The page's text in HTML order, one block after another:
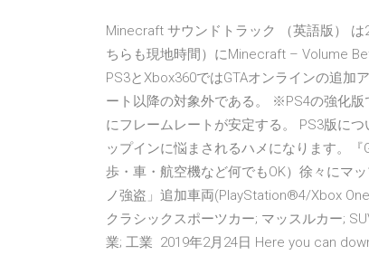
Minecraft サウンドトラック （英語版）
ちらも現地時間）にMinecraft – Volume
PS3とXbox360ではGTAオンラインの追
ート以降の対象外である。 ※PS4の強化版
にフレームレートが安定する。 PS3版に
ップインに悩まされるハメになります。
歩・車・航空機など何でもOK）徐々にマ
ノ強盗」追加車両(PlayStation®4/Xbox
クラシックスポーツカー; マッスルカー;
業; 工業 2019年2月24日 Here you can